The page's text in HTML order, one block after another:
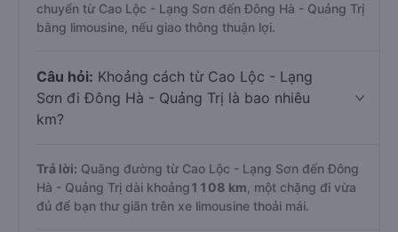
chuyển từ Cao Lộc - Lạng Sơn đến Đông Hà - Quảng Trị
bằng limousine, nếu giao thông thuận lợi.
Câu hỏi: Khoảng cách từ Cao Lộc - Lạng
Sơn đi Đông Hà - Quảng Trị là bao nhiêu
km?
Trả lời: Quãng đường từ Cao Lộc - Lạng Sơn đến Đông
Hà - Quảng Trị dài khoảng1108 km , một chặng đi vừa
đủ để bạn thư giãn trên xe limousine thoải mái.